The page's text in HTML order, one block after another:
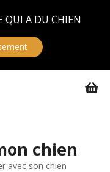
QUI A DU CHIEN
chien
avec son chien